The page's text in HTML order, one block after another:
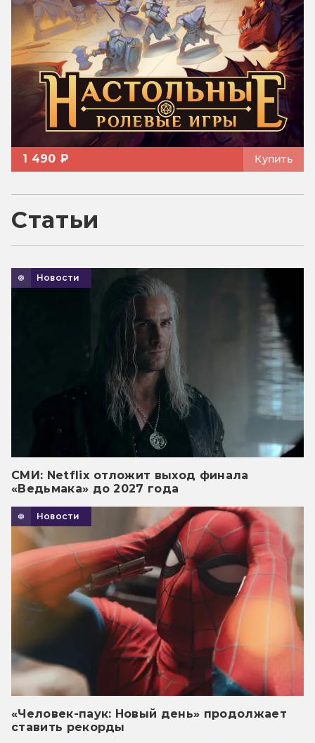
1 490 ₽ Купить
Статьи
Новости
СМИ: Netflix отложит выход финала
«Ведьмака» до 2027 года
Новости
«Человек-паук: Новый день» продолжает
ставить рекорды